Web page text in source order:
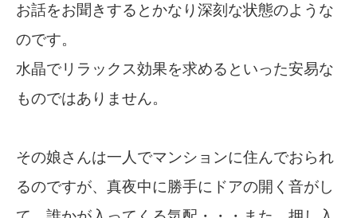
お話をお聞きするとかなり深刻な状態のような
のです。
水晶でリラックス効果を求めるといった安易な
ものではありません。
その娘さんは一人でマンションに住んでおられ
るのですが、真夜中に勝手にドアの開く音がし